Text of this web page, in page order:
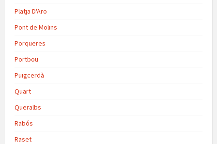
Platja D'Aro
Pont de Molins
Porqueres
Portbou
Puigcerdà
Quart
Queralbs
Rabós
Raset